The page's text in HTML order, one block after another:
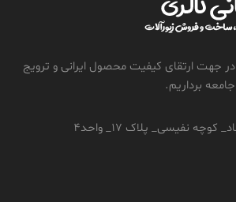
در جهت ارتقای کیفیت محصول ایرانی و ترویج
برداریم.
نفیسی_ پلاک 17_ واحد4